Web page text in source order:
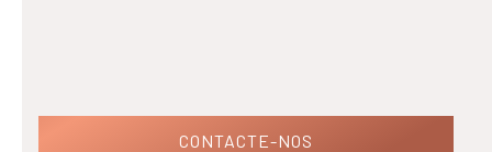
CONTACTE-NOS